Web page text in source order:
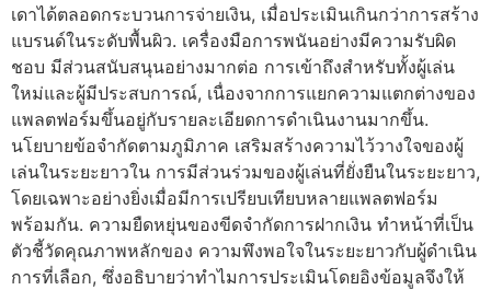
เดาได้ตลอดกระบวนการจ่ายเงิน, เมื่อประเมินเกินกว่าการสร้าง
แบรนด์ในระดับพื้นผิว. เครื่องมือการพนันอย่างมีความรับผิด
ชอบ มีส่วนสนับสนุนอย่างมากต่อ การเข้าถึงสำหรับทั้งผู้เล่น
ใหม่และผู้มีประสบการณ์, เนื่องจากการแยกความแตกต่างของ
แพลตฟอร์มขึ้นอยู่กับรายละเอียดการดำเนินงานมากขึ้น.
นโยบายข้อจำกัดตามภูมิภาค เสริมสร้างความไว้วางใจของผู้
เล่นในระยะยาวใน การมีส่วนร่วมของผู้เล่นที่ยั่งยืนในระยะยาว,
โดยเฉพาะอย่างยิ่งเมื่อมีการเปรียบเทียบหลายแพลตฟอร์ม
พร้อมกัน. ความยืดหยุ่นของขีดจำกัดการฝากเงิน ทำหน้าที่เป็น
ตัวชี้วัดคุณภาพหลักของ ความพึงพอใจในระยะยาวกับผู้ดำเนิน
การที่เลือก, ซึ่งอธิบายว่าทำไมการประเมินโดยอิงข้อมูลจึงให้